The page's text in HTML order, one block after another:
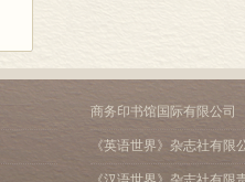
商务印书馆国际有限公司
《英语世界》杂志社有限